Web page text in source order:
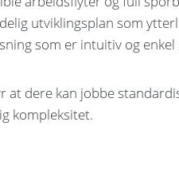
utviklingsplan som
som er intuitiv og
at dere kan jobbe
kompleksitet.